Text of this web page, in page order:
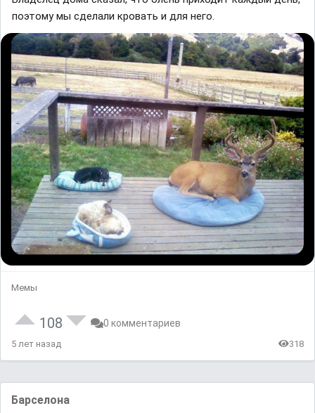
поэтому мы сделали кровать и для него.
Мемы
108 0 комментариев
5 лет назад 318
Барселона